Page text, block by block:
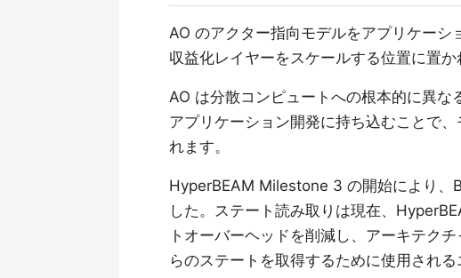
AO のアクター指向モデルをアプリケー
収益化レイヤーをスケールする位置に置か
AO は分散コンピュートへの根本的に異
アプリケーション開発に持ち込むことで
れます。
HyperBEAM Milestone 3 の開始により、
した。ステート読み取りは現在、
トオーバーヘッドを削減し、アーキテク
らのステートを取得するために使用される